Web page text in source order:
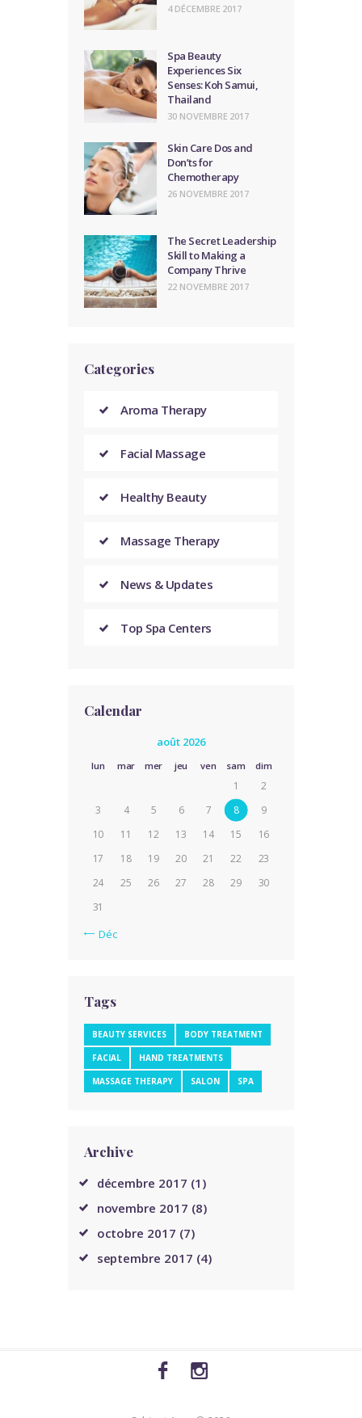
4 DÉCEMBRE 2017
Spa Beauty
Experiences Six
Senses: Koh Samui,
Thailand
30 NOVEMBRE 2017
Skin Care Dos and
Don’ts for
Chemotherapy
26 NOVEMBRE 2017
The Secret Leadership
Skill to Making a
Company Thrive
22 NOVEMBRE 2017
Categories
Aroma Therapy
Facial Massage
Healthy Beauty
Massage Therapy
News & Updates
Top Spa Centers
Calendar
août 2026
lun mar mer jeu ven sam dim
1
2
3
4 5 6 7 8
9
10
11 12 13 14 15
16
17
18 19 20 21 22
23
24
25 26 27 28 29
30
31
« Déc
Tags
BEAUTY SERVICES BODY TREATMENT
FACIAL HAND TREATMENTS
MASSAGE THERAPY SALON SPA
Archive
décembre 2017 (1)
novembre 2017 (8)
octobre 2017 (7)
septembre 2017 (4)